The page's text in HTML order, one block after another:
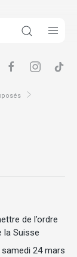
de l’ordre
la Suisse
24 mars